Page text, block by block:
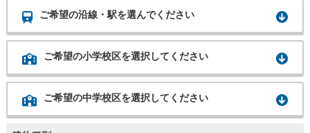
ご希望の沿線・駅を選んでください
ご希望の小学校区を選択してください
ご希望の中学校区を選択してください